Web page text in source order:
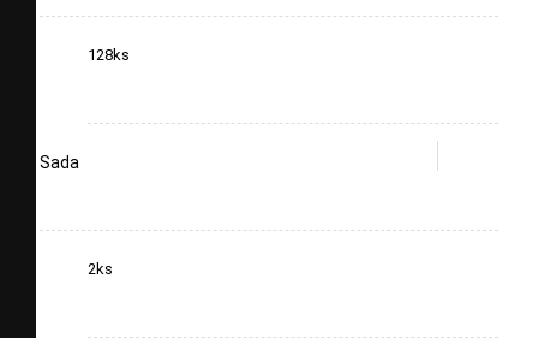
128ks
Sada
2ks